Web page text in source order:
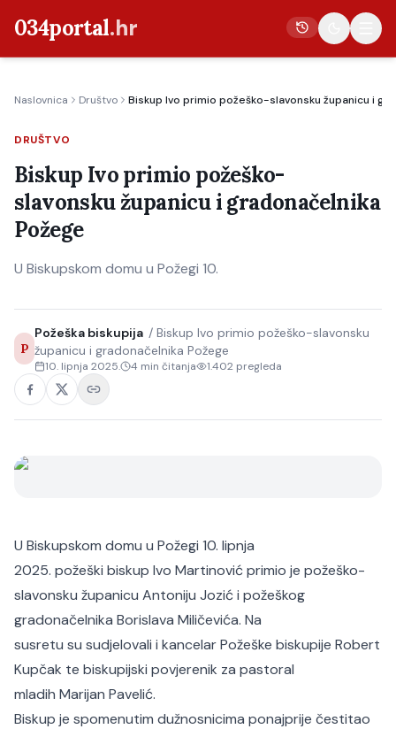
034portal.hr
Crna kronika
Poljoprivreda
Politika
Gospodarstvo
Život
Kultura
Sport
Naslovnica Društvo Biskup Ivo primio požeško-slavonsku županicu i
DRUŠTVO
Biskup Ivo primio požeško-
slavonsku županicu i gradonačelnika
Požege
U Biskupskom domu u Požegi 10.
P
Požeška biskupija /Biskup Ivo primio požeško-slavonsku
županicu i gradonačelnika Požege
10. lipnja 2025. 4 min čitanja 1.402 pregleda
U Biskupskom domu u Požegi 10. lipnja
2025. požeški biskup Ivo Martinović primio je požeško-
slavonsku županicu Antoniju Jozić i požeškog
gradonačelnika Borislava Miličevića. Na
susretu su sudjelovali i kancelar Požeške biskupije Robert
Kupčak te biskupijski povjerenik za pastoral
mladih Marijan Pavelić.
Biskup je spomenutim dužnosnicima ponajprije čestitao